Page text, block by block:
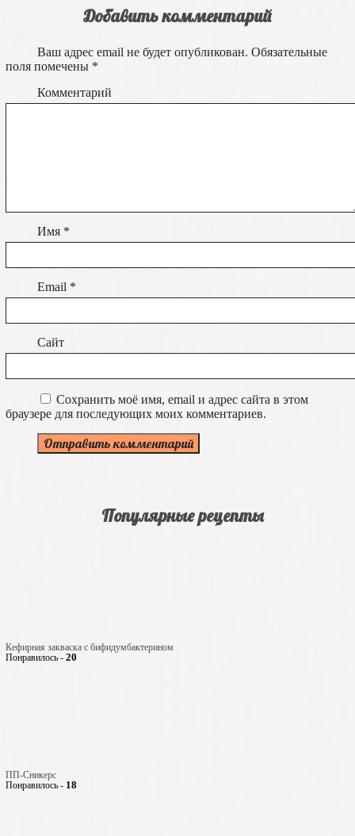
Добавить комментарий
Ваш адрес email не будет опубликован. Обязательные
поля помечены *
Комментарий
Имя *
Email *
Сайт
Сохранить моё имя, email и адрес сайта в этом
браузере для последующих моих комментариев.
Популярные рецепты
Кефирная закваска с бифидумбактерином
Понравилось - 20
ПП-Сникерс
Понравилось - 18